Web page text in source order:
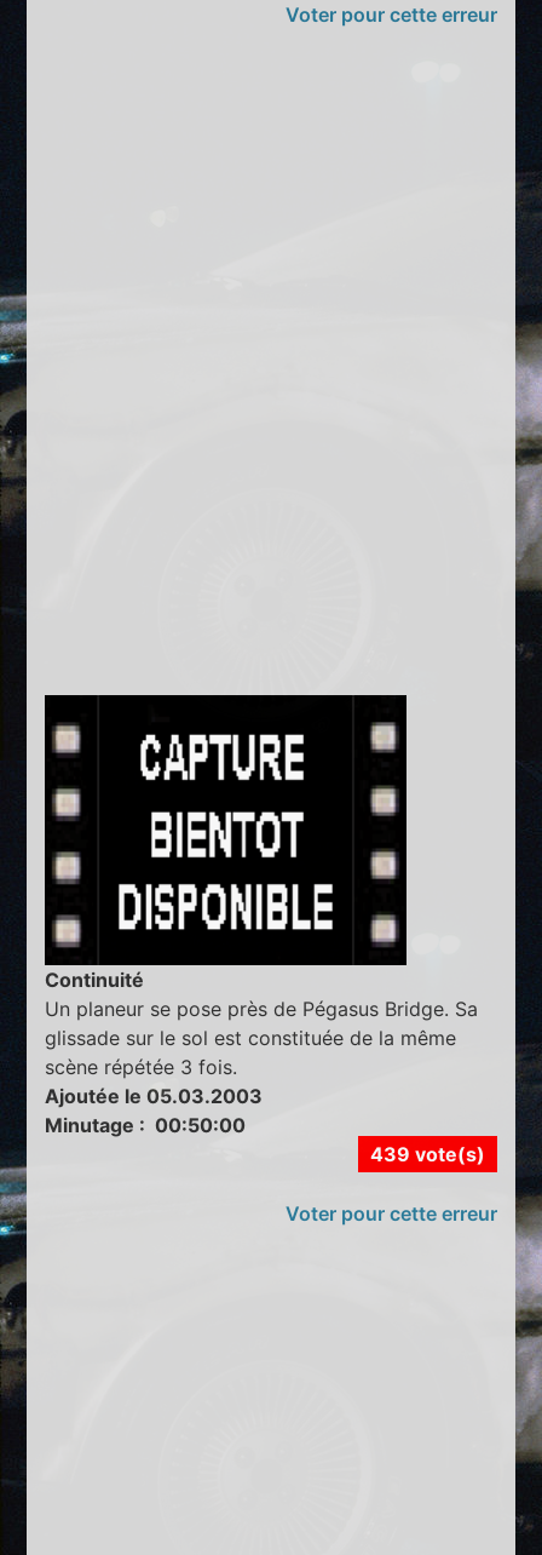
Voter pour cette erreur
Continuité
Un planeur se pose près de Pégasus Bridge. Sa
glissade sur le sol est constituée de la même
scène répétée 3 fois.
Ajoutée le 05.03.2003
Minutage : 00:50:00
439 vote(s)
Voter pour cette erreur